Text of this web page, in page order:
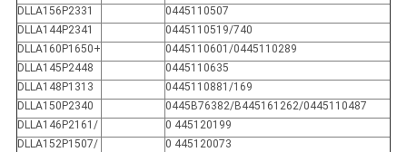
DLLA156P2331
0445110507
DLLA144P2341
0445110519/740
DLLA160P1650+
0445110601/0445110289
DLLA145P2448
0445110635
DLLA148P1313
0445110881/169
DLLA150P2340
0445B76382/B445161262/0445110487
DLLA146P2161/
0 445120199
DLLA152P1507/
0 445120073